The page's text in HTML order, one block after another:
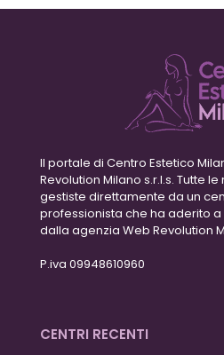
Il portale di Centro Estetico
Revolution Milano s.r.l.s. Tutte
gestiste direttamente da un
professionista che ha aderito
dalla agenzia Web Revolution
P.iva 09948610960
CENTRI RECENTI